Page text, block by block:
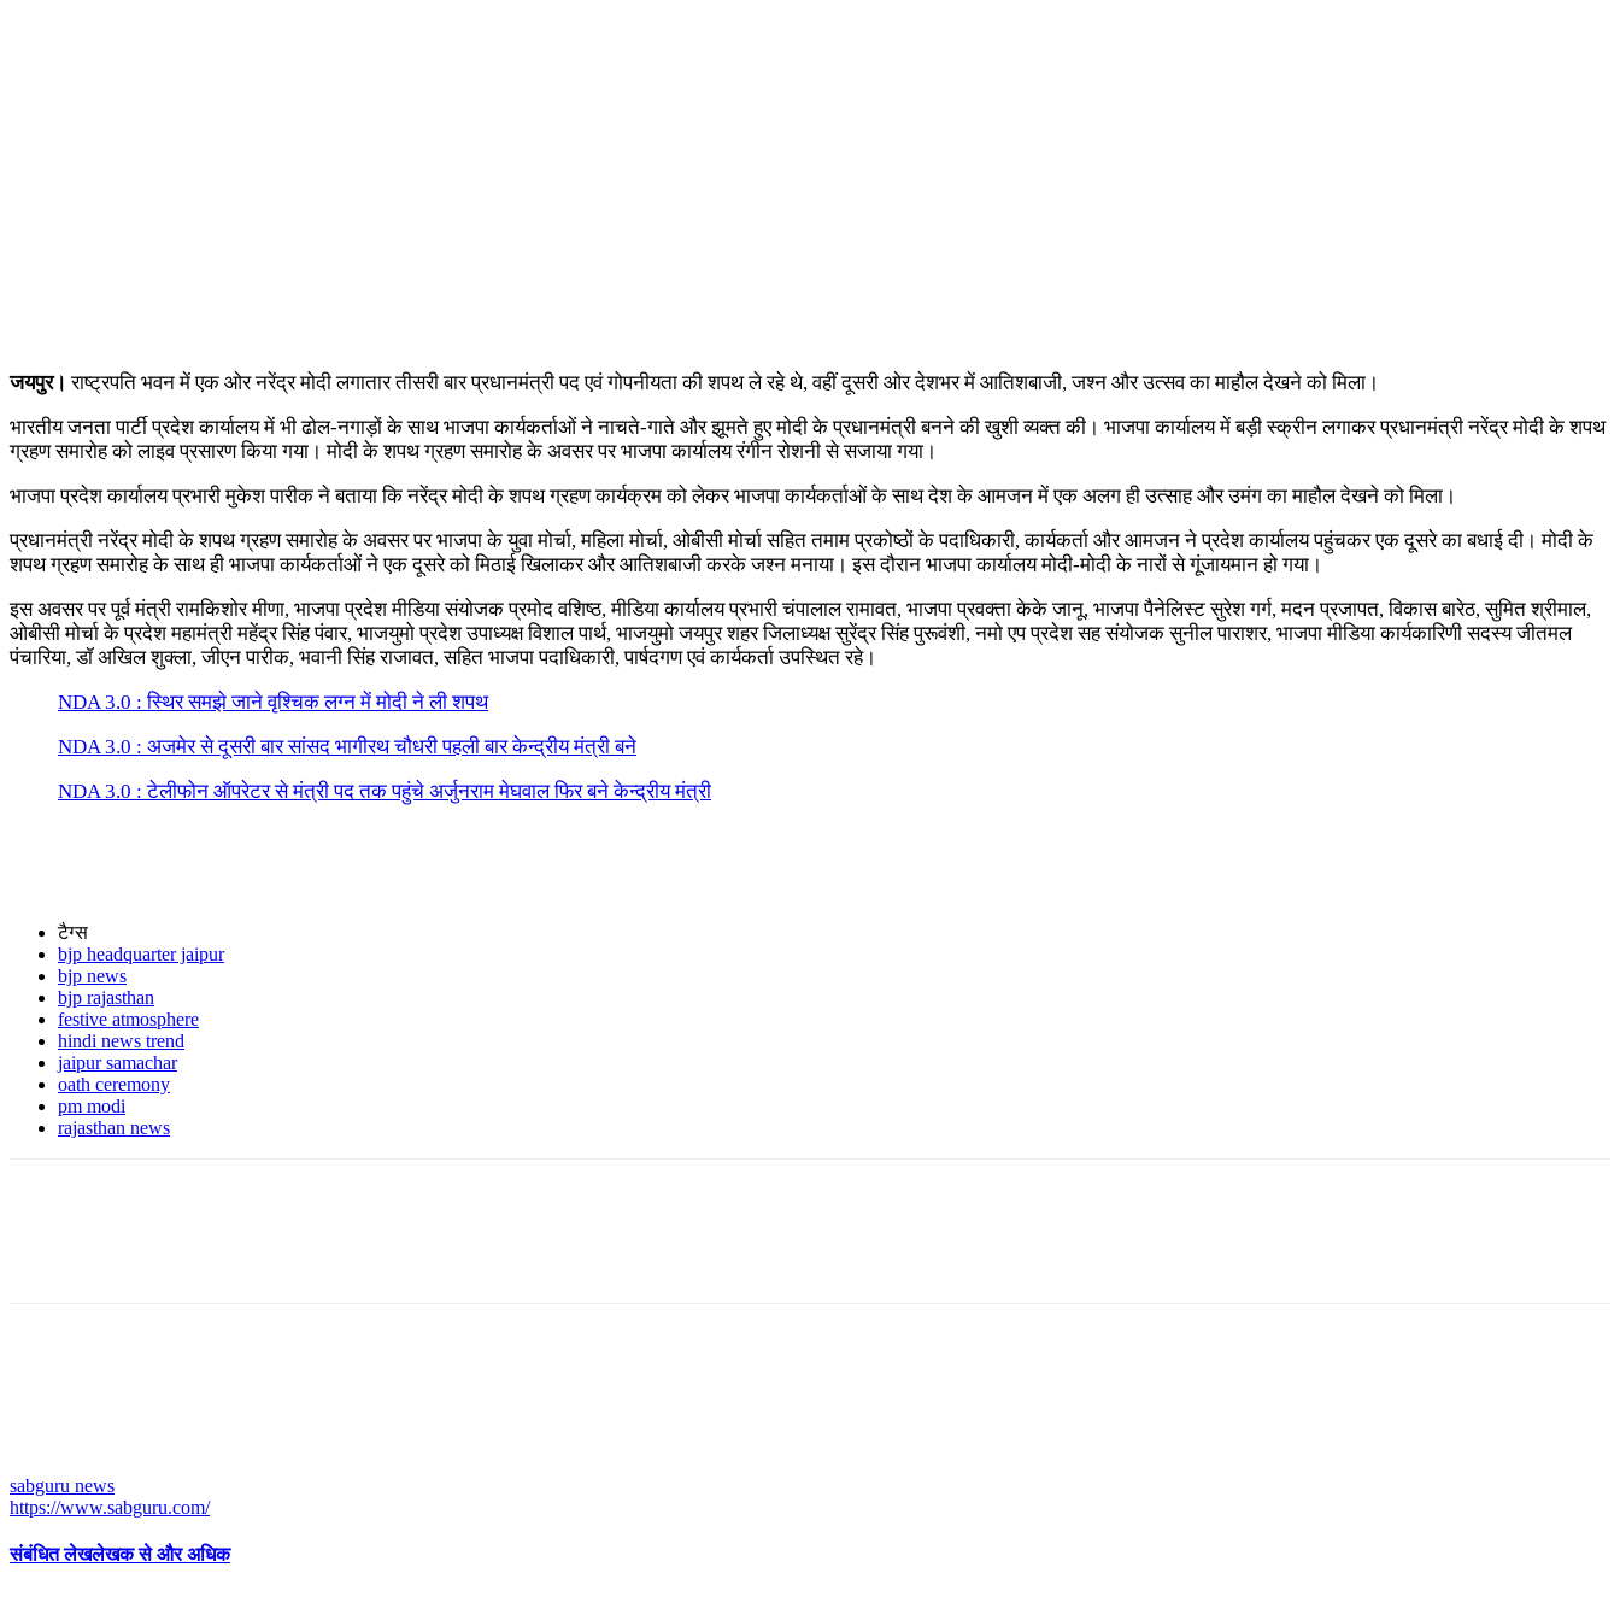
जयपुर। राष्ट्रपति भवन में एक ओर नरेंद्र मोदी लगातार तीसरी बार प्रधानमंत्री पद एवं गोपनीयता की शपथ ले रहे थे, वहीं दूसरी ओर देशभर में आतिशबाजी, जश्न और उत्सव का माहौल देखने को मिला।
भारतीय जनता पार्टी प्रदेश कार्यालय में भी ढोल-नगाड़ों के साथ भाजपा कार्यकर्ताओं ने नाचते-गाते और झूमते हुए मोदी के प्रधानमंत्री बनने की खुशी व्यक्त की। भाजपा कार्यालय में बड़ी स्क्रीन लगाकर प्रधानमंत्री नरेंद्र मोदी के शपथ
ग्रहण समारोह को लाइव प्रसारण किया गया। मोदी के शपथ ग्रहण समारोह के अवसर पर भाजपा कार्यालय रंगीन रोशनी से सजाया गया।
भाजपा प्रदेश कार्यालय प्रभारी मुकेश पारीक ने बताया कि नरेंद्र मोदी के शपथ ग्रहण कार्यक्रम को लेकर भाजपा कार्यकर्ताओं के साथ देश के आमजन में एक अलग ही उत्साह और उमंग का माहौल देखने को मिला।
प्रधानमंत्री नरेंद्र मोदी के शपथ ग्रहण समारोह के अवसर पर भाजपा के युवा मोर्चा, महिला मोर्चा, ओबीसी मोर्चा सहित तमाम प्रकोष्ठों के पदाधिकारी, कार्यकर्ता और आमजन ने प्रदेश कार्यालय पहुंचकर एक दूसरे का बधाई दी। मोदी के
शपथ ग्रहण समारोह के साथ ही भाजपा कार्यकर्ताओं ने एक दूसरे को मिठाई खिलाकर और आतिशबाजी करके जश्न मनाया। इस दौरान भाजपा कार्यालय मोदी-मोदी के नारों से गूंजायमान हो गया।
इस अवसर पर पूर्व मंत्री रामकिशोर मीणा, भाजपा प्रदेश मीडिया संयोजक प्रमोद वशिष्ठ, मीडिया कार्यालय प्रभारी चंपालाल रामावत, भाजपा प्रवक्ता केके जानू, भाजपा पैनेलिस्ट सुरेश गर्ग, मदन प्रजापत, विकास बारेठ, सुमित श्रीमाल,
ओबीसी मोर्चा के प्रदेश महामंत्री महेंद्र सिंह पंवार, भाजयुमो प्रदेश उपाध्यक्ष विशाल पार्थ, भाजयुमो जयपुर शहर जिलाध्यक्ष सुरेंद्र सिंह पुरूवंशी, नमो एप प्रदेश सह संयोजक सुनील पाराशर, भाजपा मीडिया कार्यकारिणी सदस्य जीतमल
पंचारिया, डॉ अखिल शुक्ला, जीएन पारीक, भवानी सिंह राजावत, सहित भाजपा पदाधिकारी, पार्षदगण एवं कार्यकर्ता उपस्थित रहे।
NDA 3.0 : स्थिर समझे जाने वृश्चिक लग्न में मोदी ने ली शपथ
NDA 3.0 : अजमेर से दूसरी बार सांसद भागीरथ चौधरी पहली बार केन्द्रीय मंत्री बने
NDA 3.0 : टेलीफोन ऑपरेटर से मंत्री पद तक पहुंचे अर्जुनराम मेघवाल फिर बने केन्द्रीय मंत्री
टैग्स
bjp headquarter jaipur
bjp news
bjp rajasthan
festive atmosphere
hindi news trend
jaipur samachar
oath ceremony
pm modi
rajasthan news
sabguru news
https://www.sabguru.com/
संबंधित लेखलेखक से और अधिक